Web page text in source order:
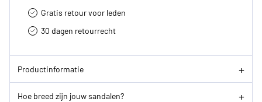
Gratis retour voor leden
30 dagen retourrecht­
Productinformatie
Hoe breed zijn jouw sandalen?